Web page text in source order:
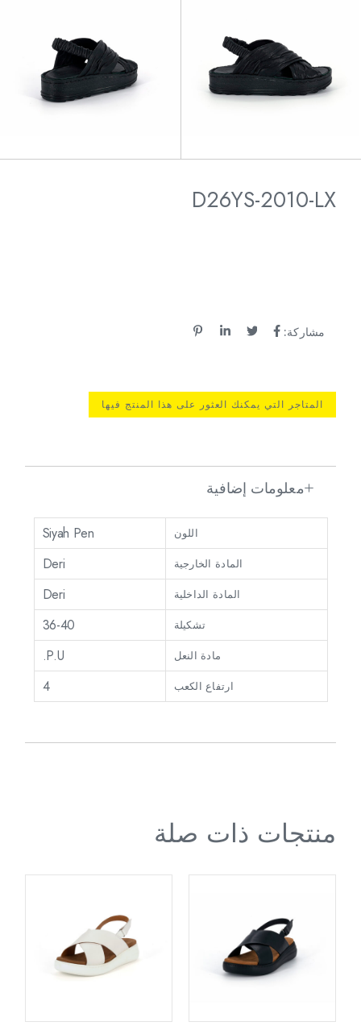
D26YS-2010-LX
مشاركة:
المتاجر التي يمكنك العثور على هذا المنتج فيها
معلومات إضافية
اللون Siyah Pen
المادة الخارجية Deri
المادة الداخلية Deri
تشكيلة 36-40
مادة النعل P.U.
ارتفاع الكعب 4
منتجات ذات صلة